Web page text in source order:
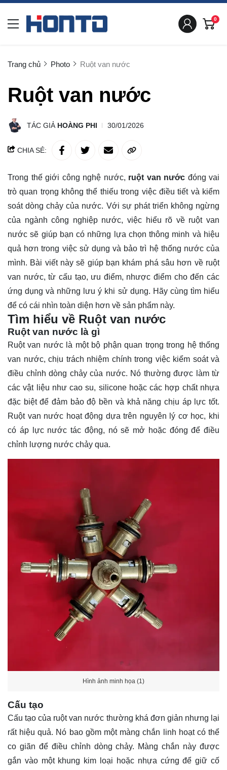
0
Trang chủ Photo Ruột van nước
Ruột van nước
TÁC GIẢ HOÀNG PHI 30/01/2026
CHIA SẺ:
Trong thế giới công nghệ nước, ruột van nước đóng vai
trò quan trọng không thể thiếu trong việc điều tiết và kiểm
soát dòng chảy của nước. Với sự phát triển không ngừng
của ngành công nghiệp nước, việc hiểu rõ về ruột van
nước sẽ giúp bạn có những lựa chọn thông minh và hiệu
quả hơn trong việc sử dụng và bảo trì hệ thống nước của
mình. Bài viết này sẽ giúp bạn khám phá sâu hơn về ruột
van nước, từ cấu tạo, ưu điểm, nhược điểm cho đến các
ứng dụng và những lưu ý khi sử dụng. Hãy cùng tìm hiểu
để có cái nhìn toàn diện hơn về sản phẩm này.
Tìm hiểu về Ruột van nước
Ruột van nước là gì
Ruột van nước là một bộ phận quan trọng trong hệ thống
van nước, chịu trách nhiệm chính trong việc kiểm soát và
điều chỉnh dòng chảy của nước. Nó thường được làm từ
các vật liệu như cao su, silicone hoặc các hợp chất nhựa
đặc biệt để đảm bảo độ bền và khả năng chịu áp lực tốt.
Ruột van nước hoạt động dựa trên nguyên lý cơ học, khi
có áp lực nước tác động, nó sẽ mở hoặc đóng để điều
chỉnh lượng nước chảy qua.
Hình ảnh minh họa (1)
Cấu tạo
Cấu tạo của ruột van nước thường khá đơn giản nhưng lại
rất hiệu quả. Nó bao gồm một màng chắn linh hoạt có thể
co giãn để điều chỉnh dòng chảy. Màng chắn này được
gắn vào một khung kim loại hoặc nhựa cứng để giữ cố